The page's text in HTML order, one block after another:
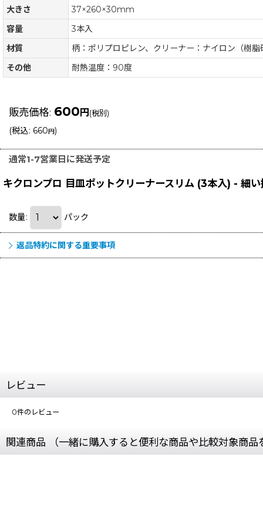
大きさ
37×260×30mm
容量
3本入
材質
柄：ポリプロピレン、クリーナー：ナイロン（樹
その他
耐熱温度：90度
販売価格: 600円(税別)
(税込: 660円)
通常1-7営業日に発送予定
キクロンプロ 目皿ポットクリーナースリム (3本入) - 細
数量: パック
返品特約に関する重要事項
レビュー
0件のレビュー
関連商品 （一緒に購入すると便利な商品や比較対象商品